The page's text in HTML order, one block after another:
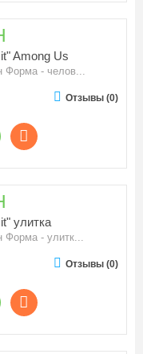
Among Us
Форма - челов...
Отзывы (0)
улитка
Форма - улитк...
Отзывы (0)